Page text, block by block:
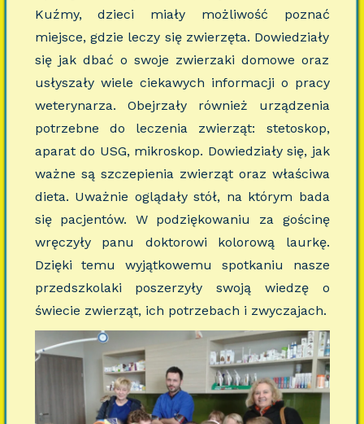
Kuźmy, dzieci miały możliwość poznać
miejsce, gdzie leczy się zwierzęta. Dowiedziały
się jak dbać o swoje zwierzaki domowe oraz
usłyszały wiele ciekawych informacji o pracy
weterynarza. Obejrzały również urządzenia
potrzebne do leczenia zwierząt: stetoskop,
aparat do USG, mikroskop. Dowiedziały się, jak
ważne są szczepienia zwierząt oraz właściwa
dieta. Uważnie oglądały stół, na którym bada
się pacjentów. W podziękowaniu za gościnę
wręczyły panu doktorowi kolorową laurkę.
Dzięki temu wyjątkowemu spotkaniu nasze
przedszkolaki poszerzyły swoją wiedzę o
świecie zwierząt, ich potrzebach i zwyczajach.